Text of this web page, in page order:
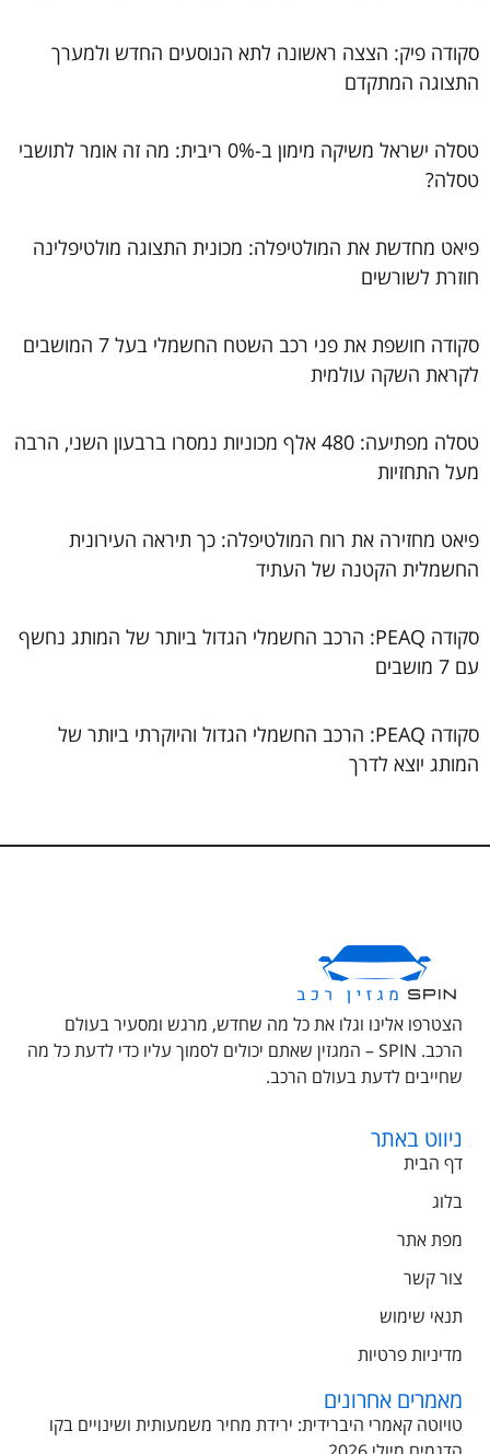
סקודה פיק: הצצה ראשונה לתא הנוסעים החדש ולמערך
התצוגה המתקדם
טסלה ישראל משיקה מימון ב-0% ריבית: מה זה אומר לתושבי
טסלה?
פיאט מחדשת את המולטיפלה: מכונית התצוגה מולטיפלינה
חוזרת לשורשים
סקודה חושפת את פני רכב השטח החשמלי בעל 7 המושבים
לקראת השקה עולמית
טסלה מפתיעה: 480 אלף מכוניות נמסרו ברבעון השני, הרבה
מעל התחזיות
פיאט מחזירה את רוח המולטיפלה: כך תיראה העירונית
החשמלית הקטנה של העתיד
סקודה PEAQ: הרכב החשמלי הגדול ביותר של המותג נחשף
עם 7 מושבים
סקודה PEAQ: הרכב החשמלי הגדול והיוקרתי ביותר של
המותג יוצא לדרך
הצטרפו אלינו וגלו את כל מה שחדש, מרגש ומסעיר בעולם
הרכב. SPIN – המגזין שאתם יכולים לסמוך עליו כדי לדעת כל מה
שחייבים לדעת בעולם הרכב.
ניווט באתר
דף הבית
בלוג
מפת אתר
צור קשר
תנאי שימוש
מדיניות פרטיות
מאמרים אחרונים
טויוטה קאמרי היברידית: ירידת מחיר משמעותית ושינויים בקו